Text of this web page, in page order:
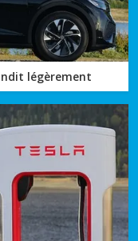
légèrement